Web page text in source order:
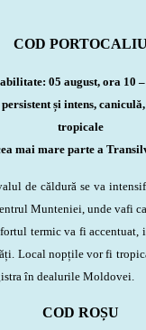
COD PORTOCALIU
05 august, ora 10 –
și intens,
tropicale
mai mare parte a
de căldură se va
Munteniei, unde vafi
termic va fi accentuat,
Local nopțile vor fi
în dealurile Moldovei.
COD ROȘU